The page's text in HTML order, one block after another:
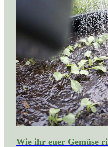
Wie ihr euer Gemüse